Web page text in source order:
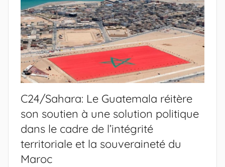
C24/Sahara: Le Guatemala réitère
son soutien à une solution politique
dans le cadre de l’intégrité
territoriale et la souveraineté du
Maroc